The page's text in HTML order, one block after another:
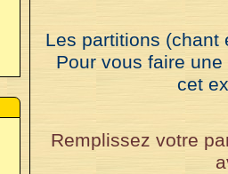
Les partitions (chant
Pour vous faire
cet
Remplissez votre